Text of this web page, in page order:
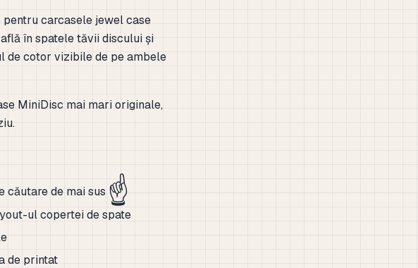
carcasele jewel case
în spatele tăvii discului și
de cotor vizibile de pe ambele
MiniDisc mai mari originale,
căutare de mai sus ☝️
ul copertei de spate
de printat